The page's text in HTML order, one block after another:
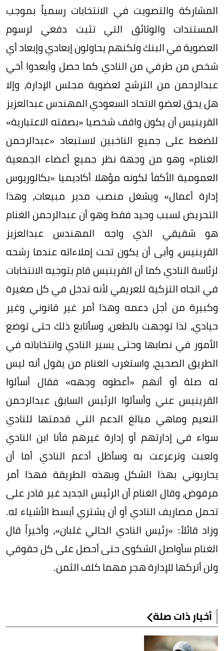
المشاركة والتصويت في الانتخابات رسمياً بموجب
المستندات والوثائق التي تثبت دفعي لرسوم
العضوية في البنك ولكنهم يحاولون إبعادي وإبعاد أي
شخص من طرفي من النادي كما حصل وأبعدوا أخي
عبدالرحمن من الترشح لعضوية مجلس الإدارة، وإلا
هل يحق لعضو الاتحاد السعودي المهندس عبدالعزيز
القرينيس أن يكون واقف شخصيا «بصفته الاعتبارية»
للضغط على جميع الناخبين لاستبعاد «عبدالرحمن
الغنام» وهو من وجهة نظر جميع أعضاء الجمعية
العمومية الأكفأ لكونه مؤهلا أكاديميا «بكالوريوس
إدارة أعمال» ويشغل منصب مدير مبيعات، وهذا
التحريض لسبب وحيد فقط وهو أن عبدالرحمن الغنام
هو شقيقي الذي واجه المهندس عبدالعزيز
القرينيس، وأبى أن يكون تحت إملاءاته عندما رشحه
لرئاسة النادي كما أن القرينيس قام بتوجيه الانتخابات
في اتجاه التزكية للعريفي لأنه تدخل في كل صغيرة
وكبيرة من أجل دعمه وهذا أمر غير قانوني وغير
حيادي، لذا توجهت بالطعن، وسأتابع ذلك حتى توضع
الأمور في نصابها وحتى يسير النادي وانتخاباته في
الطريق الصحيح، واستغرب الغنام من يقول أنه ليس
له صلة أو أنهم «أعطوه وجهه» فقال أسألوا
القرينيس عني وأسألوا الرئيس السابق عبدالرحمن
النعيم وماهي مبالغ الدعم التي قدمتها للنادي
سواء في إدارتهم أو إدارة غيرهم فأنا ابن النادي
ولعبت وترعرعت به وسأظل أدعم النادي أما أن
يحاربوني بهذا الشكل وبهذه الطريقة فهذا أمر
مرفوض، وقال الغنام أن الرئيس الجديد غير قادر على
تحمل مصاريف النادي أو أن يشتري أبسط الأشياء له.
وزاد قائلاً: «رئيس النادي الحالي غلبان»، وأخيراً قال
الغنام سأواصل الشكوى حتى أحصل على كل حقوقي
ولن أتركها للإدارة هجر مهما كلف الثمن.
أخبار ذات صلة